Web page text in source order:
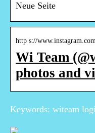
Neue Seite
http s://
Wi Team
photos and
Keywords: witeam